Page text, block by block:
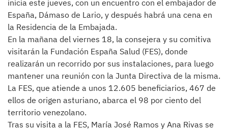
inicia este jueves, con un encuentro con el embajador de
España, Dámaso de Lario, y después habrá una cena en
la Residencia de la Embajada.
En la mañana del viernes 18, la consejera y su comitiva
visitarán la Fundación España Salud (FES), donde
realizarán un recorrido por sus instalaciones, para luego
mantener una reunión con la Junta Directiva de la misma.
La FES, que atiende a unos 12.605 beneficiarios, 467 de
ellos de origen asturiano, abarca el 98 por ciento del
territorio venezolano.
Tras su visita a la FES, María José Ramos y Ana Rivas se